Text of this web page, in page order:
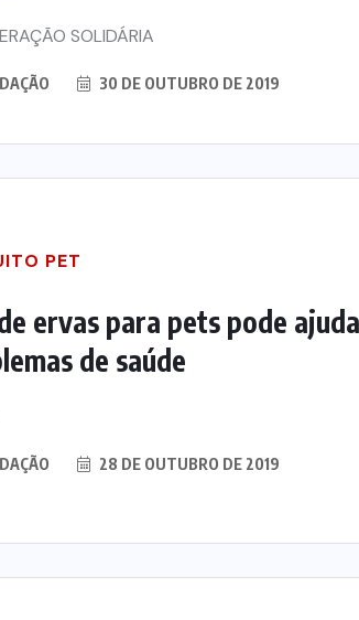
SOLIDÁRIA
30 DE OUTUBRO DE 2019
PET
ervas para pets pode
de saúde
28 DE OUTUBRO DE 2019